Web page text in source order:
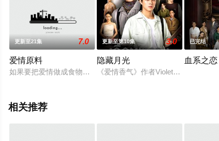
更新至21集 7.0
爱情原料
如果要把爱情做成食物你想用什么原料来烹饪了？温柔、宠溺
更新至第10集 3.0
隐藏月光
《爱情香气》作者Violet Rain另一作
已完结
血系之恋
相关推荐